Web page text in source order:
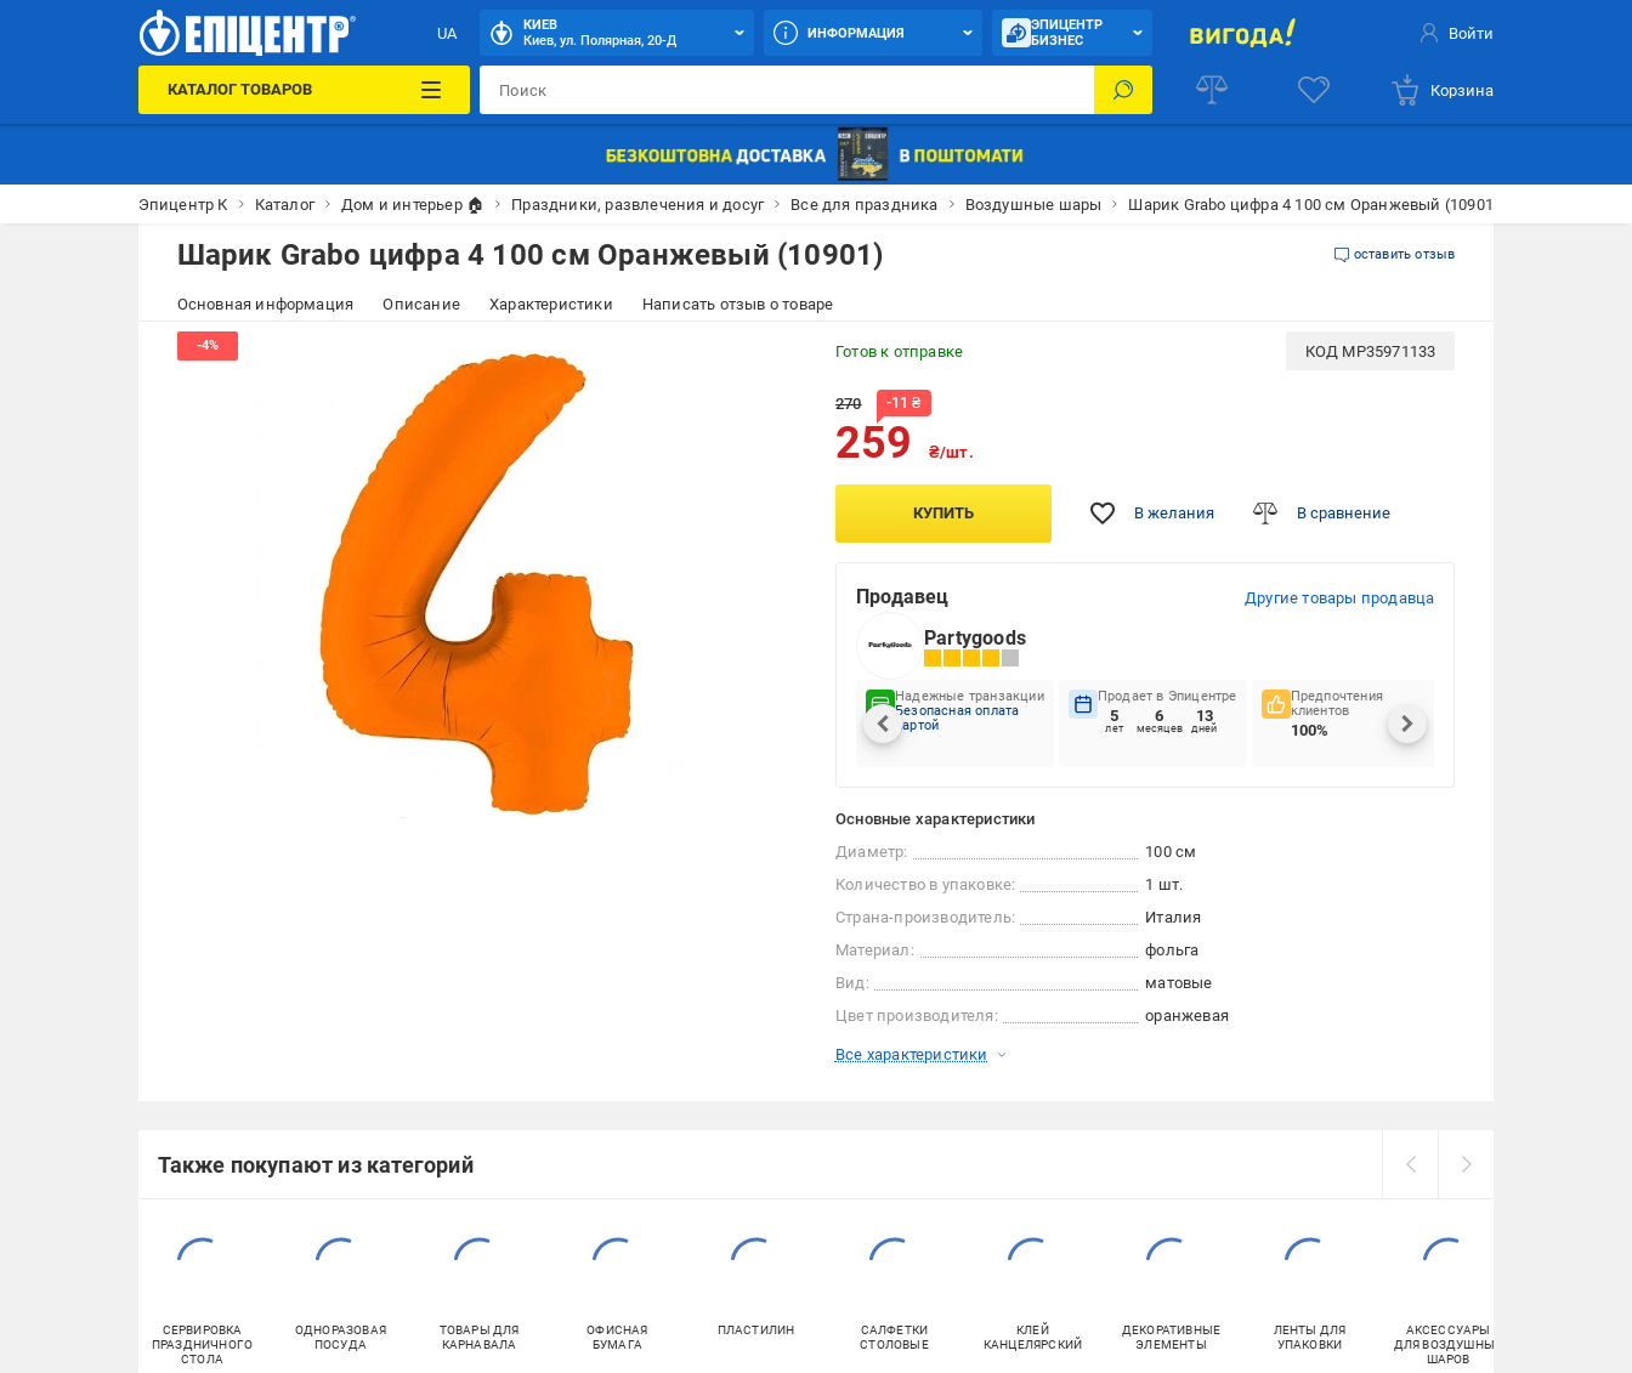
UA
КИЕВ
Киев, ул. Полярная, 20-Д
ИНФОРМАЦИЯ
ЭПИЦЕНТР
БИЗНЕС
Войти
КАТАЛОГ ТОВАРОВ Корзина
Эпицентр К Каталог Дом и интерьер 🏠 Праздники, развлечения и досуг Все для праздника Воздушные шары Шарик Grabo цифра 4 100 см Оранжевый (10901)
Шарик Grabo цифра 4 100 см Оранжевый (10901) оставить отзыв
Основная информация Описание Характеристики Написать отзыв о товаре
Готов к отправке КОД MP35971133
270 -11 ₴
259 ₴/шт.
КУПИТЬ В желания В сравнение
Продавец Другие товары продавца
Partygoods
Надежные транзакции
Безопасная оплата
картой
Продает в Эпицентре
5
лет
6
месяцев
13
дней
Предпочтения
клиентов
100%
Основные характеристики
Диаметр:
100 см
Количество в упаковке:
1 шт.
Страна-производитель:
Италия
Материал:
фольга
Вид:
матовые
Цвет производителя:
оранжевая
Все характеристики
Также покупают из категорий
СЕРВИРОВКА
ПРАЗДНИЧНОГО
СТОЛА
ОДНОРАЗОВАЯ
ПОСУДА
ТОВАРЫ ДЛЯ
КАРНАВАЛА
ОФИСНАЯ
БУМАГА
ПЛАСТИЛИН
САЛФЕТКИ
СТОЛОВЫЕ
КЛЕЙ
КАНЦЕЛЯРСКИЙ
ДЕКОРАТИВНЫЕ
ЭЛЕМЕНТЫ
ЛЕНТЫ ДЛЯ
УПАКОВКИ
АКСЕССУАРЫ
ДЛЯ ВОЗДУШНЫХ
ШАРОВ